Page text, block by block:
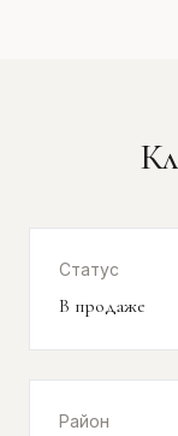
Статус
В продаже
Район